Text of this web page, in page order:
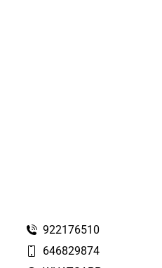
922176510
646829874